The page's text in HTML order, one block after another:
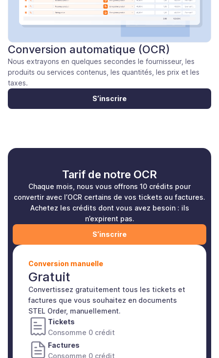
Conversion automatique (OCR)
Nous extrayons en quelques secondes le fournisseur, les
produits ou services contenus, les quantités, les prix et les
taxes.
S’inscrire
Tarif de notre OCR
Chaque mois, nous vous offrons 10 crédits pour
convertir avec l’OCR certains de vos tickets ou factures.
Achetez les crédits dont vous avez besoin : ils
n’expirent pas.
S’inscrire
Conversion manuelle
Gratuit
Convertissez gratuitement tous les tickets et
factures que vous souhaitez en documents
STEL Order, manuellement.
Tickets
Consomme 0 crédit
Factures
Consomme 0 crédit